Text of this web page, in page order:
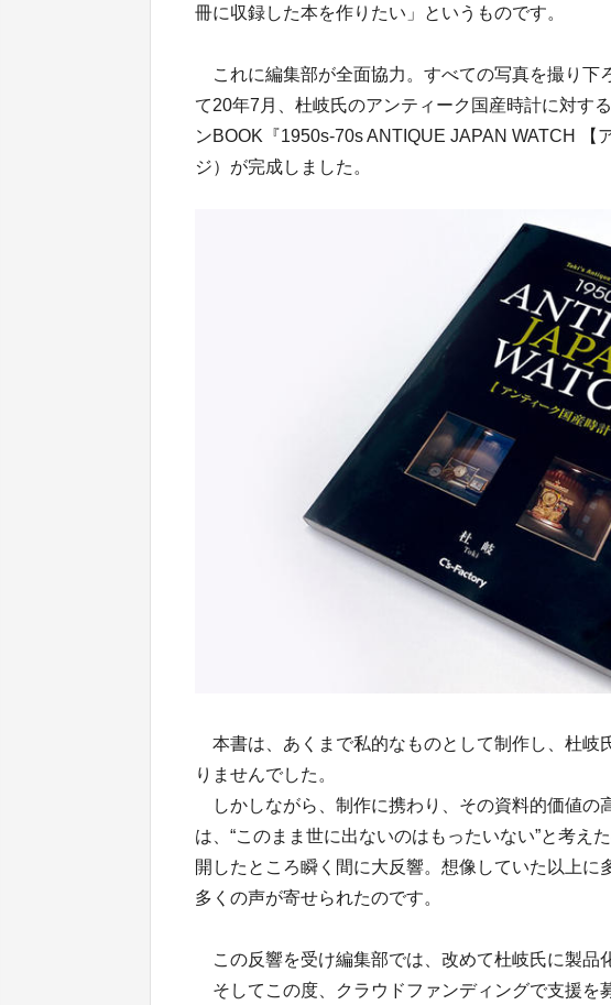
冊に収録した本を作りたい」というものです。
これに編集部が全面協力。すべての写真を撮り下
て20年7月、杜岐氏のアンティーク国産時計に対す
ンBOOK『1950s-70s ANTIQUE JAPAN WATCH 【
ジ）が完成しました。
本書は、あくまで私的なものとして制作し、杜岐
りませんでした。
しかしながら、制作に携わり、その資料的価値の
は、“このまま世に出ないのはもったいない”と考え
開したところ瞬く間に大反響。想像していた以上に
多くの声が寄せられたのです。
この反響を受け編集部では、改めて杜岐氏に製品
そしてこの度、クラウドファンディングで支援を